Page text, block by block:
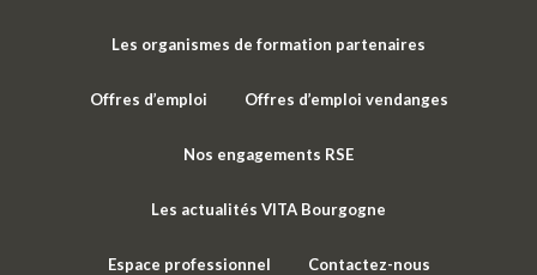
Les organismes de formation partenaires
Offres d’emploi Offres d’emploi vendanges
Nos engagements RSE
Les actualités VITA Bourgogne
Espace professionnel Contactez-nous